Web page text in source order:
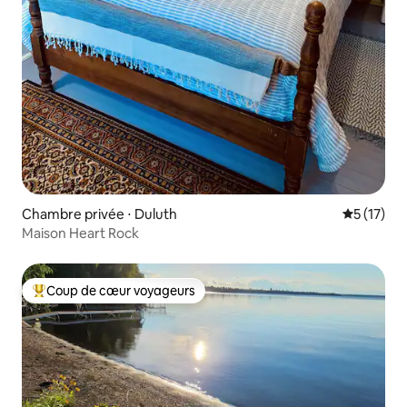
Chambre privée ⋅ Duluth
5 (17)
Maison Heart Rock
Coups de cœur voyageurs les plus appréciés
Coup de cœur voyageurs